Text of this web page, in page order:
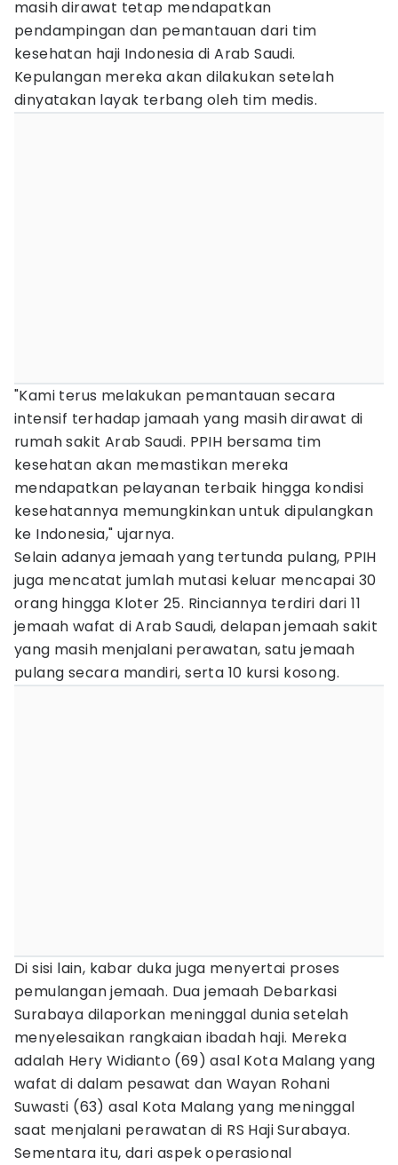
masih dirawat tetap mendapatkan
pendampingan dan pemantauan dari tim
kesehatan haji Indonesia di Arab Saudi.
Kepulangan mereka akan dilakukan setelah
dinyatakan layak terbang oleh tim medis.
"Kami terus melakukan pemantauan secara
intensif terhadap jamaah yang masih dirawat di
rumah sakit Arab Saudi. PPIH bersama tim
kesehatan akan memastikan mereka
mendapatkan pelayanan terbaik hingga kondisi
kesehatannya memungkinkan untuk dipulangkan
ke Indonesia," ujarnya.
Selain adanya jemaah yang tertunda pulang, PPIH
juga mencatat jumlah mutasi keluar mencapai 30
orang hingga Kloter 25. Rinciannya terdiri dari 11
jemaah wafat di Arab Saudi, delapan jemaah sakit
yang masih menjalani perawatan, satu jemaah
pulang secara mandiri, serta 10 kursi kosong.
Di sisi lain, kabar duka juga menyertai proses
pemulangan jemaah. Dua jemaah Debarkasi
Surabaya dilaporkan meninggal dunia setelah
menyelesaikan rangkaian ibadah haji. Mereka
adalah Hery Widianto (69) asal Kota Malang yang
wafat di dalam pesawat dan Wayan Rohani
Suwasti (63) asal Kota Malang yang meninggal
saat menjalani perawatan di RS Haji Surabaya.
Sementara itu, dari aspek operasional